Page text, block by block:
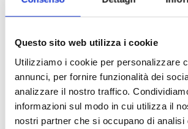
Questo sito web utilizza i cookie
Utilizziamo i cookie per personalizzare
annunci, per fornire funzionalità dei
analizzare il nostro traffico.
informazioni sul modo in cui utilizza il
nostri partner che si occupano di analisi
17.11.2023 Leggi
Sulla direttiva “case green”
finalmente prevalso il buon